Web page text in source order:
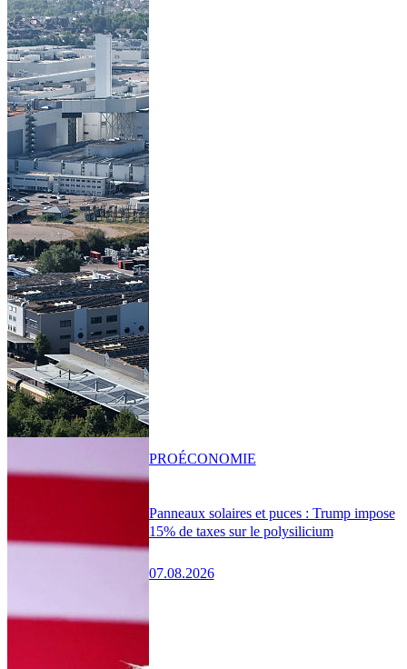
Panneaux solaires et puces : Trump impose
15% de taxes sur le polysilicium
07.08.2026
PROÉCONOMIE